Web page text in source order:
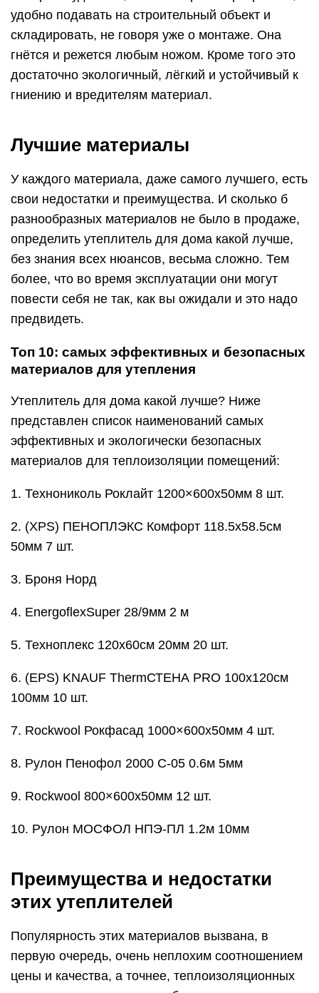
удобно подавать на строительный объект и
складировать, не говоря уже о монтаже. Она
гнётся и режется любым ножом. Кроме того это
достаточно экологичный, лёгкий и устойчивый к
гниению и вредителям материал.
Лучшие материалы
У каждого материала, даже самого лучшего, есть
свои недостатки и преимущества. И сколько б
разнообразных материалов не было в продаже,
определить утеплитель для дома какой лучше,
без знания всех нюансов, весьма сложно. Тем
более, что во время эксплуатации они могут
повести себя не так, как вы ожидали и это надо
предвидеть.
Топ 10: самых эффективных и безопасных
материалов для утепления
Утеплитель для дома какой лучше? Ниже
представлен список наименований самых
эффективных и экологически безопасных
материалов для теплоизоляции помещений:
1. Технониколь Роклайт 1200×600х50мм 8 шт.
2. (XPS) ПЕНОПЛЭКС Комфорт 118.5х58.5см
50мм 7 шт.
3. Броня Норд
4. EnergoflexSuper 28/9мм 2 м
5. Техноплекс 120х60см 20мм 20 шт.
6. (EPS) KNAUF ThermСТЕНА PRO 100х120см
100мм 10 шт.
7. Rockwool Рокфасад 1000×600х50мм 4 шт.
8. Рулон Пенофол 2000 C-05 0.6м 5мм
9. Rockwool 800×600х50мм 12 шт.
10. Рулон МОСФОЛ НПЭ-ПЛ 1.2м 10мм
Преимущества и недостатки
этих утеплителей
Популярность этих материалов вызвана, в
первую очередь, очень неплохим соотношением
цены и качества, а точнее, теплоизоляционных